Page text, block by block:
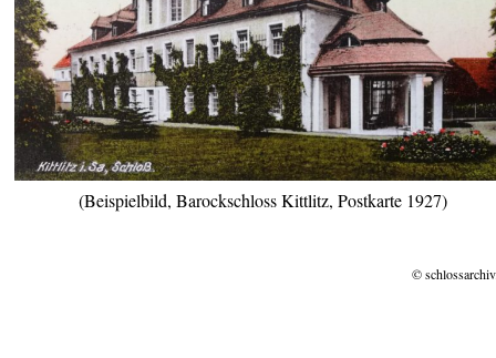
(Beispielbild, Barockschloss Kittlitz, Postkarte 1927)
©